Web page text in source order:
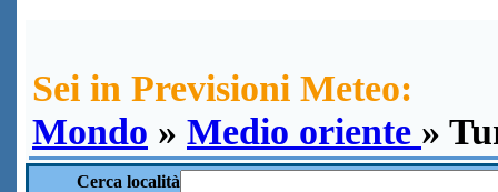
Sei in Previsioni Meteo:
Mondo » Medio oriente »
Cerca località